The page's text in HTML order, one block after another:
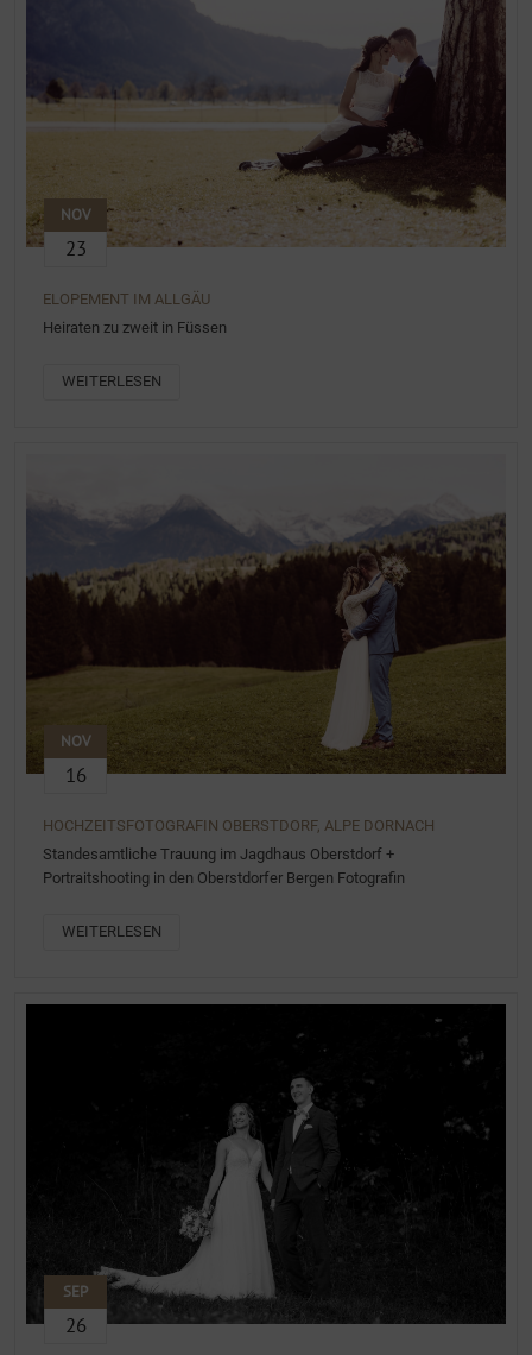
NOV
23
ELOPEMENT IM ALLGÄU
Heiraten zu zweit in Füssen
WEITERLESEN
NOV
16
HOCHZEITSFOTOGRAFIN OBERSTDORF, ALPE DORNACH
Standesamtliche Trauung im Jagdhaus Oberstdorf +
Portraitshooting in den Oberstdorfer Bergen Fotografin
WEITERLESEN
SEP
26